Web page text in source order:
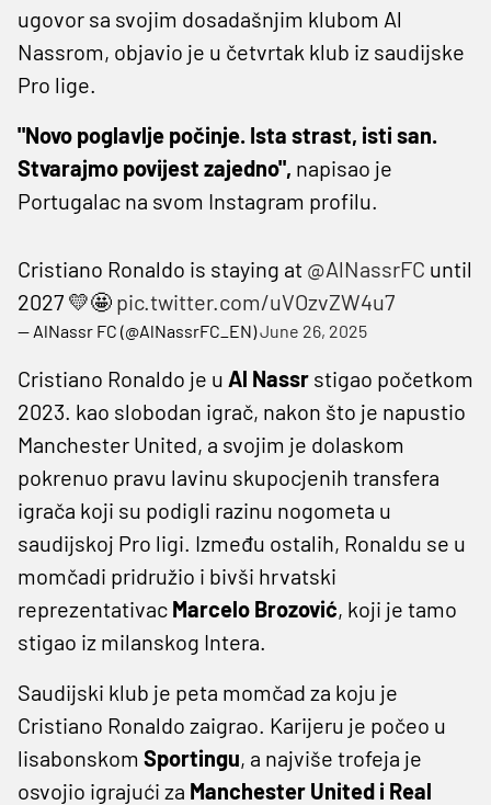
ugovor sa svojim dosadašnjim klubom Al
Nassrom, objavio je u četvrtak klub iz saudijske
Pro lige.
"Novo poglavlje počinje. Ista strast, isti san.
Stvarajmo povijest zajedno", napisao je
Portugalac na svom Instagram profilu.
Cristiano Ronaldo is staying at @AlNassrFC until
2027 💛🤩 pic.twitter.com/uVOzvZW4u7
— AlNassr FC (@AlNassrFC_EN)June 26, 2025
Cristiano Ronaldo je u Al Nassr stigao početkom
2023. kao slobodan igrač, nakon što je napustio
Manchester United, a svojim je dolaskom
pokrenuo pravu lavinu skupocjenih transfera
igrača koji su podigli razinu nogometa u
saudijskoj Pro ligi. Između ostalih, Ronaldu se u
momčadi pridružio i bivši hrvatski
reprezentativac Marcelo Brozović, koji je tamo
stigao iz milanskog Intera.
Saudijski klub je peta momčad za koju je
Cristiano Ronaldo zaigrao. Karijeru je počeo u
lisabonskom Sportingu, a najviše trofeja je
osvojio igrajući za Manchester United i Real